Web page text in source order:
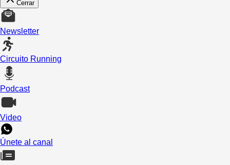
Cerrar
Newsletter
Circuito Running
Podcast
Video
Únete al canal